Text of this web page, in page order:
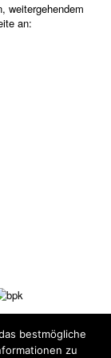
weitergehendem
an:
bestmögliche
zu